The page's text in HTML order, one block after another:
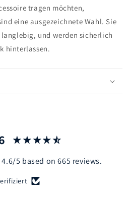
tragen möchten,
eine ausgezeichnete Wahl. Sie
und werden sicherlich
hinterlassen.
5 based on 665 reviews.